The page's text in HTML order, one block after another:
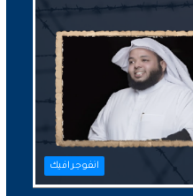
انفوجرافيك